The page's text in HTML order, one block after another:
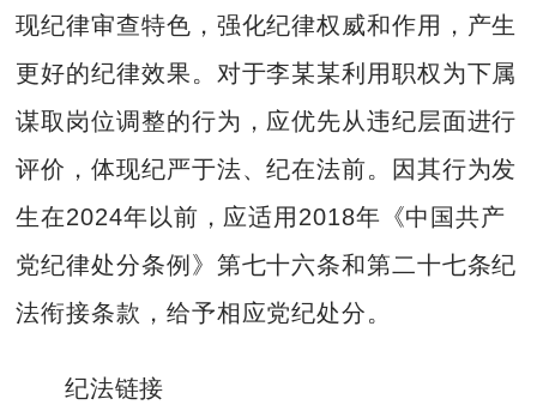
现纪律审查特色，强化纪律权威和作用，产生
更好的纪律效果。对于李某某利用职权为下属
谋取岗位调整的行为，应优先从违纪层面进行
评价，体现纪严于法、纪在法前。因其行为发
生在2024年以前，应适用2018年《中国共产
党纪律处分条例》第七十六条和第二十七条纪
法衔接条款，给予相应党纪处分。
纪法链接